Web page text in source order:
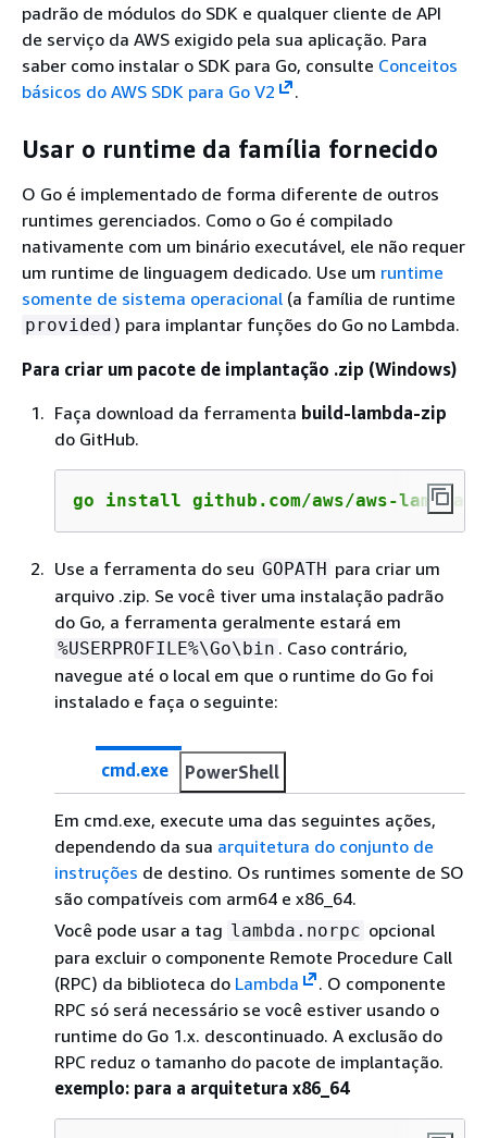
padrão de módulos do SDK e qualquer cliente de API
de serviço da AWS exigido pela sua aplicação. Para
saber como instalar o SDK para Go, consulte Conceitos
básicos do AWS SDK para Go V2
.
Usar o runtime da família fornecido
O Go é implementado de forma diferente de outros
runtimes gerenciados. Como o Go é compilado
nativamente com um binário executável, ele não requer
um runtime de linguagem dedicado. Use um runtime
somente de sistema operacional (a família de runtime
provided ) para implantar funções do Go no Lambda.
Para criar um pacote de implantação .zip (Windows)
Faça download da ferramenta build-lambda-zip
do GitHub.
go install github.com/aws/aws-lambda-
Use a ferramenta do seu GOPATH para criar um
arquivo .zip. Se você tiver uma instalação padrão
do Go, a ferramenta geralmente estará em
%USERPROFILE%\Go\bin . Caso contrário,
navegue até o local em que o runtime do Go foi
instalado e faça o seguinte:
cmd.exe PowerShell
Em cmd.exe, execute uma das seguintes ações,
dependendo da sua arquitetura do conjunto de
instruções de destino. Os runtimes somente de SO
são compatíveis com arm64 e x86_64.
Você pode usar a tag lambda.norpc opcional
para excluir o componente Remote Procedure Call
(RPC) da biblioteca do Lambda
. O componente
RPC só será necessário se você estiver usando o
runtime do Go 1.x. descontinuado. A exclusão do
RPC reduz o tamanho do pacote de implantação.
exemplo: para a arquitetura x86_64